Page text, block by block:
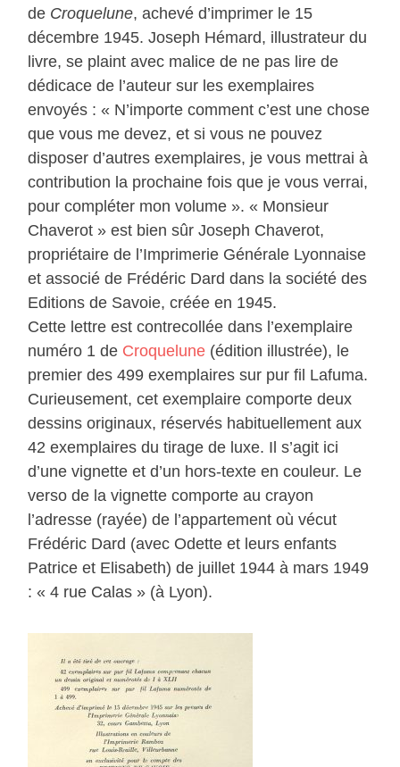
de Croquelune, achevé d’imprimer le 15
décembre 1945. Joseph Hémard, illustrateur du
livre, se plaint avec malice de ne pas lire de
dédicace de l’auteur sur les exemplaires
envoyés : « N’importe comment c’est une chose
que vous me devez, et si vous ne pouvez
disposer d’autres exemplaires, je vous mettrai à
contribution la prochaine fois que je vous verrai,
pour compléter mon volume ». « Monsieur
Chaverot » est bien sûr Joseph Chaverot,
propriétaire de l’Imprimerie Générale Lyonnaise
et associé de Frédéric Dard dans la société des
Editions de Savoie, créée en 1945.
Cette lettre est contrecollée dans l’exemplaire
numéro 1 de Croquelune (édition illustrée), le
premier des 499 exemplaires sur pur fil Lafuma.
Curieusement, cet exemplaire comporte deux
dessins originaux, réservés habituellement aux
42 exemplaires du tirage de luxe. Il s’agit ici
d’une vignette et d’un hors-texte en couleur. Le
verso de la vignette comporte au crayon
l’adresse (rayée) de l’appartement où vécut
Frédéric Dard (avec Odette et leurs enfants
Patrice et Elisabeth) de juillet 1944 à mars 1949
: « 4 rue Calas » (à Lyon).